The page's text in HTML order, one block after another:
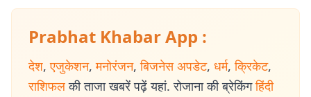
Prabhat Khabar App :
देश, एजुकेशन, मनोरंजन, बिजनेस अपडेट, धर्म, क्रिकेट,
राशिफल की ताजा खबरें पढ़ें यहां. रोजाना की ब्रेकिंग हिंदी